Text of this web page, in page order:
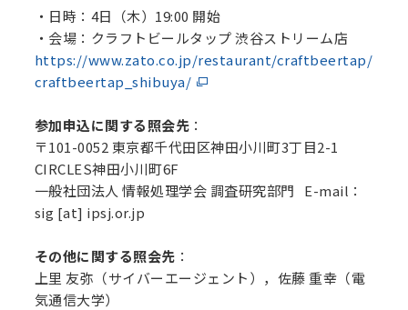
・日時：4日（木）19:00 開始
・会場：クラフトビールタップ 渋谷ストリーム店
https://www.zato.co.jp/restaurant/craftbeertap/
craftbeertap_shibuya/
参加申込に関する照会先 ：
〒101-0052 東京都千代田区神田小川町3丁目2-1
CIRCLES神田小川町6F
一般社団法人 情報処理学会 調査研究部門 E-mail：
sig [at] ipsj.or.jp
その他に関する照会先 ：
上里 友弥（サイバーエージェント），佐藤 重幸（電
気通信大学）